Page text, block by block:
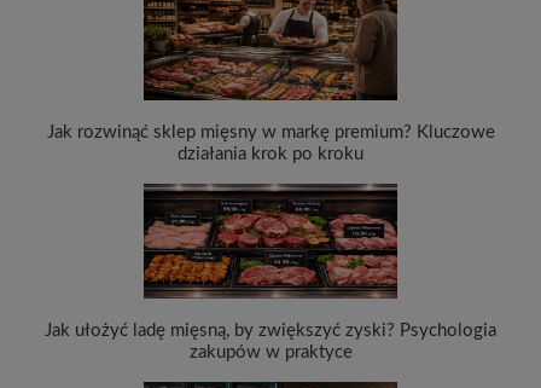
Jak rozwinąć sklep mięsny w markę premium? Kluczowe
działania krok po kroku
Jak ułożyć ladę mięsną, by zwiększyć zyski? Psychologia
zakupów w praktyce